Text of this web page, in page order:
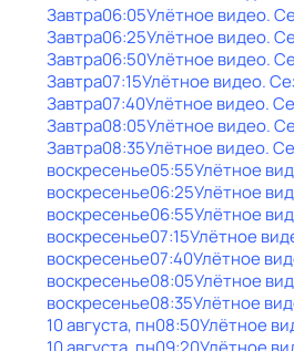
Завтра06:05Улётное видео.
Завтра06:25Улётное видео.
Завтра06:50Улётное видео.
Завтра07:15Улётное видео.
Завтра07:40Улётное видео.
Завтра08:05Улётное видео.
Завтра08:35Улётное видео.
воскресенье05:55Улётное
воскресенье06:25Улётное
воскресенье06:55Улётное
воскресенье07:15Улётное
воскресенье07:40Улётное
воскресенье08:05Улётное
воскресенье08:35Улётное
10 августа, пн08:50Улётное